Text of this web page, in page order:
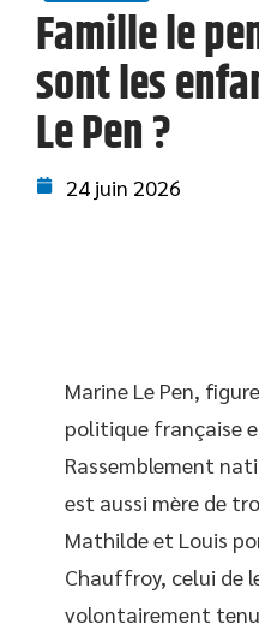
Famille le
sont les
Le Pen ?
24 juin 2026
Marine Le Pen,
politique française
Rassemblement
est aussi mère de
Mathilde et Louis
Chauffroy, celui de
volontairement